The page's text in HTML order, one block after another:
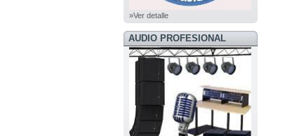
»Ver detalle
AUDIO PROFESIONAL